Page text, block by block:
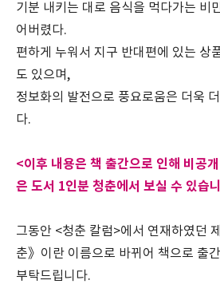
기분 내키는 대로 음식을 먹다가는 비
어버렸다.
편하게 누워서 지구 반대편에 있는 상
도 있으며,
정보화의 발전으로 풍요로움은 더욱
다.
<이후 내용은 책 출간으로 인해 비공
은 도서 1인분 청춘에서 보실 수 있습
그동안 <청춘 칼럼>에서 연재하였던
춘》이란 이름으로 바뀌어 책으로 출
부탁드립니다.